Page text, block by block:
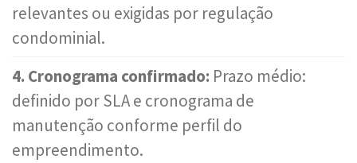
relevantes ou exigidas por regulação
condominial.
4. Cronograma confirmado: Prazo médio:
definido por SLA e cronograma de
manutenção conforme perfil do
empreendimento.